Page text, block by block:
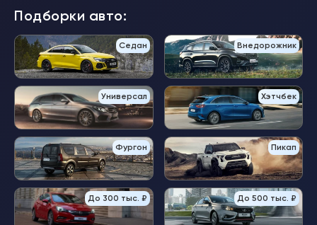
Подборки авто:
Седан Внедорожник
Универсал Хэтчбек
Фургон Пикап
До 300 тыс. ₽ До 500 тыс. ₽